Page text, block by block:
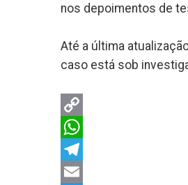
nos depoimentos de
Até a última
caso está sob
Copy
Link
WhatsApp
Telegram